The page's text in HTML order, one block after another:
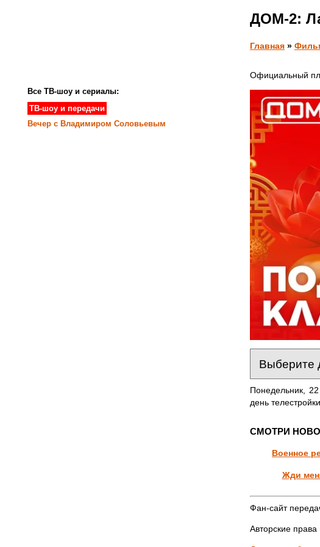
ДОМ-2:
Главная »
Официальный
Понедельник,
день телестройки.
СМОТРИ
Военное
Жди
Фан-сайт
Авторские
Все ТВ-шоу и сериалы:
ТВ-шоу и передачи
Вечер с Владимиром Соловьевым